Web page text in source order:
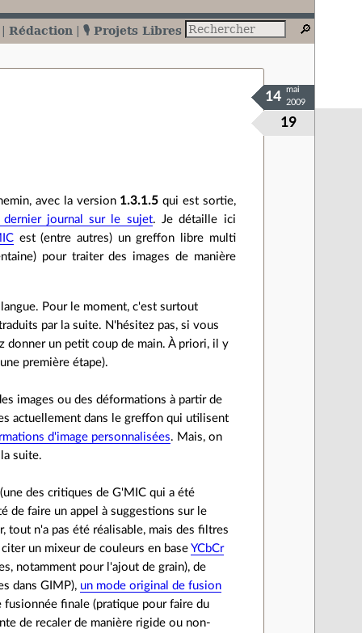
Rédaction 🎙️ Projets Libres
19
14
mai
2009
avec la version 1.3.1.5 qui est sortie,
dernier journal sur le sujet. Je détaille ici
est (entre autres) un greffon libre multi
pour traiter des images de manière
Pour le moment, c'est surtout
par la suite. N'hésitez pas, si vous
donner un petit coup de main. À priori, il y
première étape).
images ou des déformations à partir de
actuellement dans le greffon qui utilisent
d'image personnalisées. Mais, on
suite.
des critiques de G'MIC qui a été
de faire un appel à suggestions sur le
tout n'a pas été réalisable, mais des filtres
un mixeur de couleurs en baseYCbCr
notamment pour l'ajout de grain), de
dans GIMP), un mode original de fusion
finale (pratique pour faire du
de recaler de manière rigide ou non-